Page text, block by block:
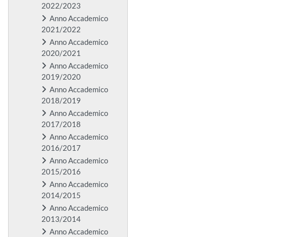
2022/2023
Anno Accademico
2021/2022
Anno Accademico
2020/2021
Anno Accademico
2019/2020
Anno Accademico
2018/2019
Anno Accademico
2017/2018
Anno Accademico
2016/2017
Anno Accademico
2015/2016
Anno Accademico
2014/2015
Anno Accademico
2013/2014
Anno Accademico